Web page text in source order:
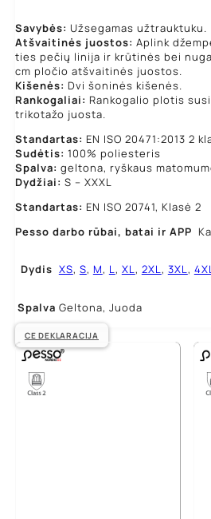
Savybės: Užsegamas užtrauktuku.
Atšvaitinės juostos: Aplink
ties pečių linija ir krūtinės bei
cm pločio atšvaitinės juostos.
Kišenės: Dvi šoninės kišenės.
Rankogaliai: Rankogalio plotis
trikotažo juosta.
Standartas: EN ISO 20471:2013 2
Sudėtis: 100% poliesteris
Spalva: geltona, ryškaus
Dydžiai: S – XXXL
Standartas: EN ISO 20741, Klasė 2
Pesso darbo rūbai, batai ir APP
Dydis XS, S, M, L, XL, 2XL, 3XL,
Spalva Geltona, Juoda
CE DEKLARACIJA